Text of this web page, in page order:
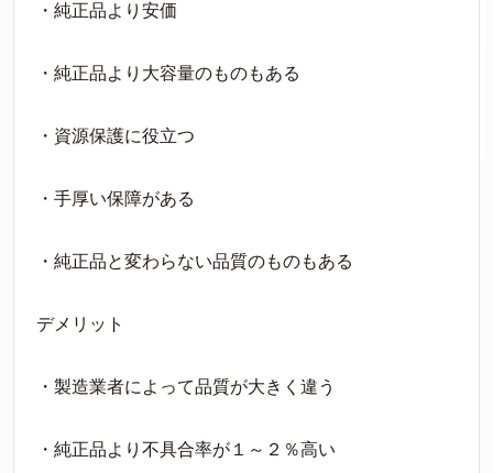
・純正品より安価
・純正品より大容量のものもある
・資源保護に役立つ
・手厚い保障がある
・純正品と変わらない品質のものもある
デメリット
・製造業者によって品質が大きく違う
・純正品より不具合率が１～２％高い